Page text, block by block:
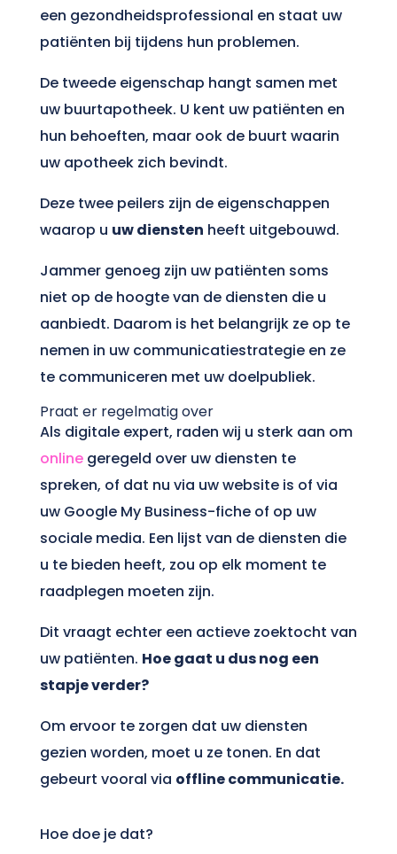
een gezondheidsprofessional en staat uw
patiënten bij tijdens hun problemen.
De tweede eigenschap hangt samen met
uw buurtapotheek. U kent uw patiënten en
hun behoeften, maar ook de buurt waarin
uw apotheek zich bevindt.
Deze twee peilers zijn de eigenschappen
waarop u uw diensten heeft uitgebouwd.
Jammer genoeg zijn uw patiënten soms
niet op de hoogte van de diensten die u
aanbiedt. Daarom is het belangrijk ze op te
nemen in uw communicatiestrategie en ze
te communiceren met uw doelpubliek.
Praat er regelmatig over
Als digitale expert, raden wij u sterk aan om
onlinegeregeld over uw diensten te
spreken, of dat nu via uw website is of via
uw Google My Business-fiche of op uw
sociale media. Een lijst van de diensten die
u te bieden heeft, zou op elk moment te
raadplegen moeten zijn.
Dit vraagt echter een actieve zoektocht van
uw patiënten. Hoe gaat u dus nog een
stapje verder?
Om ervoor te zorgen dat uw diensten
gezien worden, moet u ze tonen. En dat
gebeurt vooral via offline communicatie.
Hoe doe je dat?